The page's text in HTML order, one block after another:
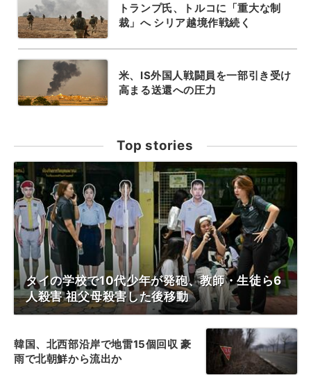
トランプ氏、トルコに「重大な制
裁」へ シリア越境作戦続く
米、IS外国人戦闘員を一部引き受け
高まる送還への圧力
Top stories
タイの学校で10代少年が発砲、教師・生徒ら6
人殺害 祖父母殺害した後移動
韓国、北西部沿岸で地雷15個回収 豪
雨で北朝鮮から流出か